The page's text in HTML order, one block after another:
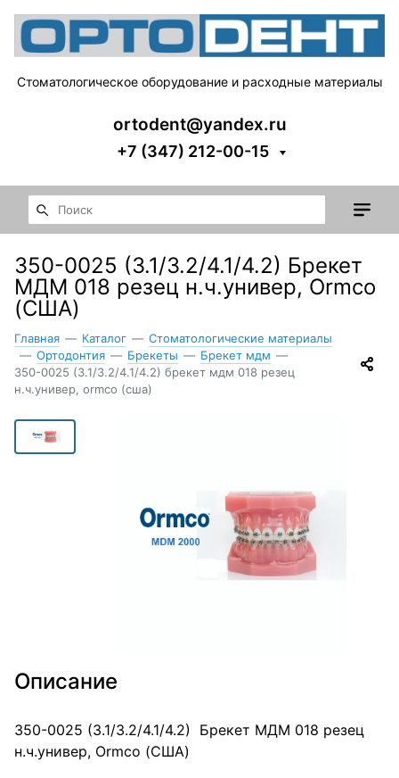
Стоматологическое оборудование и расходные материалы
ortodent@yandex.ru
+7 (347) 212-00-15
350-0025 (3.1/3.2/4.1/4.2) Брекет
МДМ 018 резец н.ч.универ, Ormco
(США)
Главная — Каталог — Стоматологические материалы
— Ортодонтия — Брекеты — Брекет мдм —
350-0025 (3.1/3.2/4.1/4.2) брекет мдм 018 резец
н.ч.универ, ormco (сша)
Описание
350-0025 (3.1/3.2/4.1/4.2) Брекет МДМ 018 резец
н.ч.универ, Ormco (США)